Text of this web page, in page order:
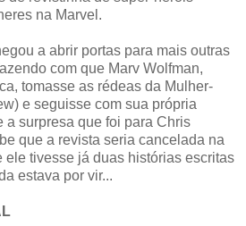
na Marvel.
a abrir portas para mais outras
com que Marv Wolfman,
tomasse as rédeas da Mulher-
e seguisse com sua própria
a surpresa que foi para Chris
que a revista seria cancelada na
ele tivesse já duas histórias escritas
estava por vir...